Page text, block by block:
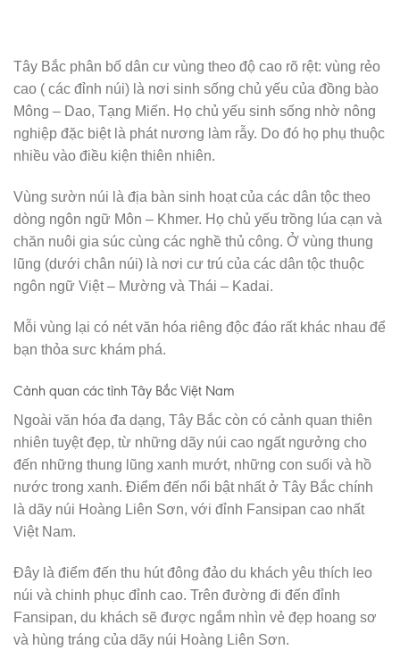
Tây Bắc phân bố dân cư vùng theo độ cao rõ rệt: vùng rẻo
cao ( các đỉnh núi) là nơi sinh sống chủ yếu của đồng bào
Mông – Dao, Tạng Miến. Họ chủ yếu sinh sống nhờ nông
nghiệp đặc biệt là phát nương làm rẫy. Do đó họ phụ thuộc
nhiều vào điều kiện thiên nhiên.
Vùng sườn núi là địa bàn sinh hoạt của các dân tộc theo
dòng ngôn ngữ Môn – Khmer. Họ chủ yếu trồng lúa cạn và
chăn nuôi gia súc cùng các nghề thủ công. Ở vùng thung
lũng (dưới chân núi) là nơi cư trú của các dân tộc thuộc
ngôn ngữ Việt – Mường và Thái – Kadai.
Mỗi vùng lại có nét văn hóa riêng độc đáo rất khác nhau để
bạn thỏa sưc khám phá.
Cảnh quan các tỉnh Tây Bắc Việt Nam
Ngoài văn hóa đa dạng, Tây Bắc còn có cảnh quan thiên
nhiên tuyệt đẹp, từ những dãy núi cao ngất ngưởng cho
đến những thung lũng xanh mướt, những con suối và hồ
nước trong xanh. Điểm đến nổi bật nhất ở Tây Bắc chính
là dãy núi Hoàng Liên Sơn, với đỉnh Fansipan cao nhất
Việt Nam.
Đây là điểm đến thu hút đông đảo du khách yêu thích leo
núi và chinh phục đỉnh cao. Trên đường đi đến đỉnh
Fansipan, du khách sẽ được ngắm nhìn vẻ đẹp hoang sơ
và hùng tráng của dãy núi Hoàng Liên Sơn.